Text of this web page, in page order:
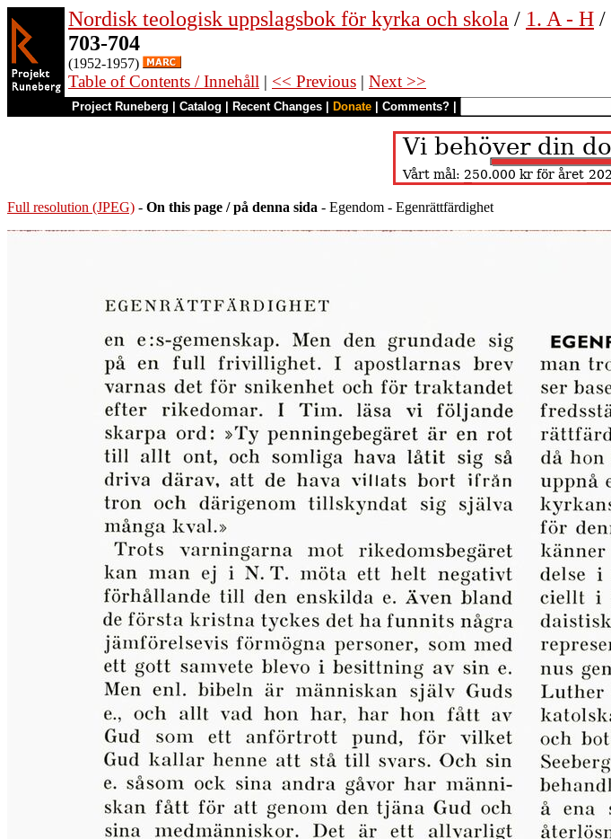
Nordisk teologisk uppslagsbok för kyrka och skola / 1. A - H /
703-704
(1952-1957)
Table of Contents / Innehåll | << Previous | Next >>
Project Runeberg Catalog Recent Changes Donate Comments?
Full resolution (JPEG) - On this page / på denna sida - Egendom - Egenrättfärdighet